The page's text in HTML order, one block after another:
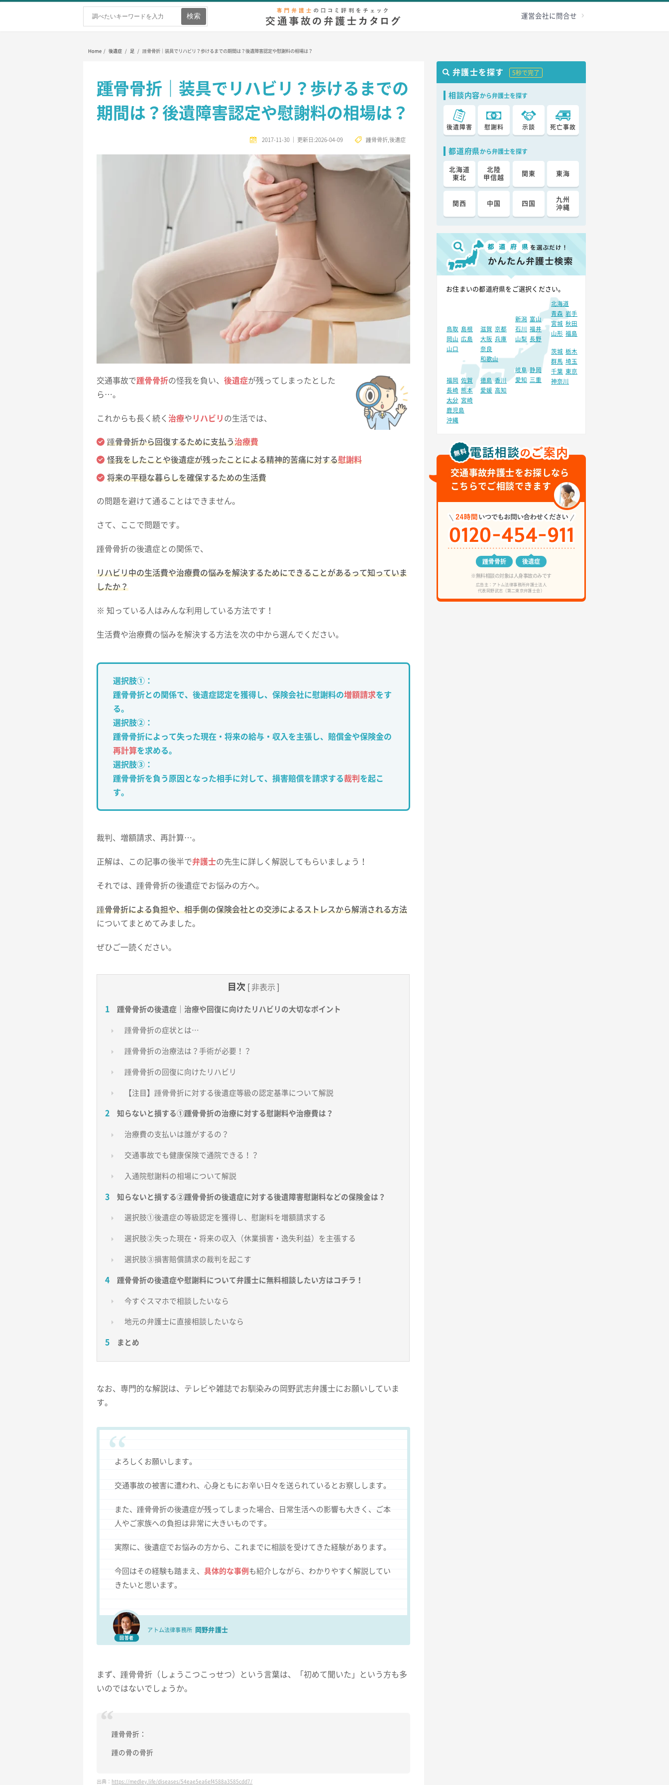
運営会社に問合せ
ホーム 弁護士を探す 弁護士費用 無料相談
Home / 後遺症 / 足 / 踵骨骨折｜装具でリハビリ？歩けるまでの期間は？後遺障害認定や慰謝料の相場は？
踵骨骨折｜装具でリハビリ？歩けるまでの
期間は？後遺障害認定や慰謝料の相場は？
2017-11-30 ｜更新日:2026-04-09 踵骨骨折,後遺症
交通事故で踵骨骨折の怪我を負い、後遺症が残ってしまったとした
ら…。
これからも長く続く治療や リハビリ の生活では、
踵骨骨折から回復するために支払う治療費
怪我をしたことや後遺症が残ったことによる精神的苦痛に対する慰謝料
将来の平穏な暮らしを確保するための生活費
の問題を避けて通ることはできません。
さて、ここで問題です。
踵骨骨折の後遺症との関係で、
リハビリ中の生活費や治療費の悩みを解決するためにできることがあるって知っていま
したか？
※ 知っている人はみんな利用している方法です！
生活費や治療費の悩みを解決する方法を次の中から選んでください。
選択肢①：
踵骨骨折との関係で、後遺症認定を獲得し、保険会社に慰謝料の増額請求をす
る。
選択肢②：
踵骨骨折によって失った現在・将来の給与・収入を主張し、賠償金や保険金の
再計算を求める。
選択肢③：
踵骨骨折を負う原因となった相手に対して、損害賠償を請求する裁判 を起こ
す。
裁判、増額請求、再計算…。
正解は、この記事の後半で弁護士の先生に詳しく解説してもらいましょう！
それでは、踵骨骨折の後遺症でお悩みの方へ。
踵骨骨折による負担や、相手側の保険会社との交渉によるストレスから解消される方法
についてまとめてみました。
ぜひご一読ください。
目次 非表示
踵骨骨折の後遺症｜治療や回復に向けたリハビリの大切なポイント
踵骨骨折の症状とは…
踵骨骨折の治療法は？手術が必要！？
踵骨骨折の回復に向けたリハビリ
【注目】踵骨骨折に対する後遺症等級の認定基準について解説
知らないと損する①踵骨骨折の治療に対する慰謝料や治療費は？
治療費の支払いは誰がするの？
交通事故でも健康保険で通院できる！？
入通院慰謝料の相場について解説
知らないと損する②踵骨骨折の後遺症に対する後遺障害慰謝料などの保険金は？
選択肢①後遺症の等級認定を獲得し、慰謝料を増額請求する
選択肢②失った現在・将来の収入（休業損害・逸失利益）を主張する
選択肢③損害賠償請求の裁判を起こす
踵骨骨折の後遺症や慰謝料について弁護士に無料相談したい方はコチラ！
今すぐスマホで相談したいなら
地元の弁護士に直接相談したいなら
まとめ
なお、専門的な解説は、テレビや雑誌でお馴染みの岡野武志弁護士にお願いしていま
す。
回答者
アトム法律事務所 岡野弁護士
よろしくお願いします。
交通事故の被害に遭われ、心身ともにお辛い日々を送られているとお察しします。
また、踵骨骨折の後遺症が残ってしまった場合、日常生活への影響も大きく、ご本
人やご家族への負担は非常に大きいものです。
実際に、後遺症でお悩みの方から、これまでに相談を受けてきた経験があります。
今回はその経験も踏まえ、具体的な事例 も紹介しながら、わかりやすく解説してい
きたいと思います。
まず、踵骨骨折（しょうこつこっせつ）という言葉は、「初めて聞いた」という方も多
いのではないでしょうか。
踵骨骨折：
踵の骨の骨折
出典： https://medley.life/diseases/54eae5ea6ef4588a3585cdd7/
弁護士を探す 5秒で完了
相談内容から弁護士を探す
後遺障害 慰謝料 示談 死亡事故
都道府県から弁護士を探す
北海道
東北
北陸
甲信越
関東 東海
関西 中国 四国
九州
沖縄
お住まいの都道府県をご選択ください。
北海道
青森 岩手
宮城 秋田
山形 福島
新潟
富山
石川
福井
山梨 長野
茨城 栃木
群馬 埼玉
千葉 東京
神奈川
岐阜
静岡
愛知
三重
滋賀 京都
大阪 兵庫
奈良
和歌山
鳥取
島根
岡山
広島
山口
徳島 香川
愛媛 高知
福岡
佐賀
長崎 熊本
大分
宮崎
鹿児島
沖縄
交通事故弁護士をお探しなら
こちらでご相談できます
踵骨骨折 後遺症
※無料相談の対象は人身事故のみです
広告主：アトム法律事務所弁護士法人
代表岡野武志（第二東京弁護士会）